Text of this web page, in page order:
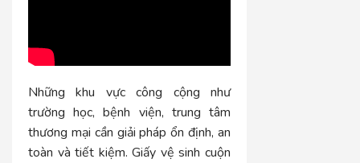
Những khu vực công cộng như
trường học, bệnh viện, trung tâm
thương mại cần giải pháp ổn định, an
toàn và tiết kiệm. Giấy vệ sinh cuộn